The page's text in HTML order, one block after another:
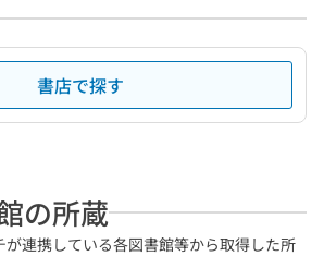
書店で探す
の所蔵
が連携している各図書館等から取得した所